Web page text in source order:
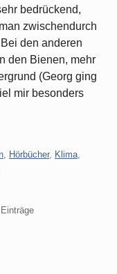
bedrückend,
zwischendurch
den anderen
den Bienen, mehr
(Georg ging
mir besonders
, Hörbücher, Klima,